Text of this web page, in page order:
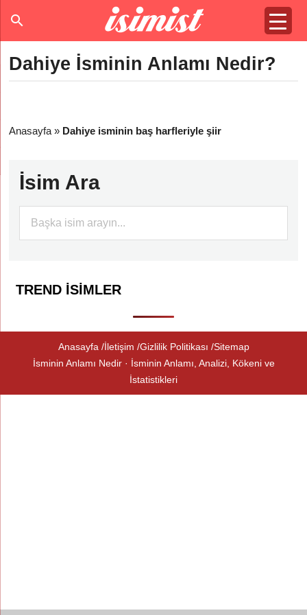
Dahiye İsminin Anlamı Nedir?
Anasayfa » Dahiye isminin baş harfleriyle şiir
İsim Ara
TREND İSIMLER
Anasayfa İletişim Gizlilik Politikası Sitemap
İsminin Anlamı Nedir · İsminin Anlamı, Analizi, Kökeni ve
İstatistikleri